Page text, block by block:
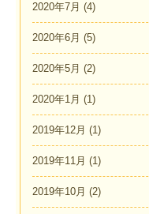
2020年7月 (4)
2020年6月 (5)
2020年5月 (2)
2020年1月 (1)
2019年12月 (1)
2019年11月 (1)
2019年10月 (2)